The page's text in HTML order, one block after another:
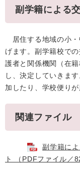
副学籍による
居住する地域の小・
げます。副学籍校で
護者と関係機関（在
し、決定していきま
加したり、学校便り
関連ファイル
副学籍に
ト （PDFファイル／